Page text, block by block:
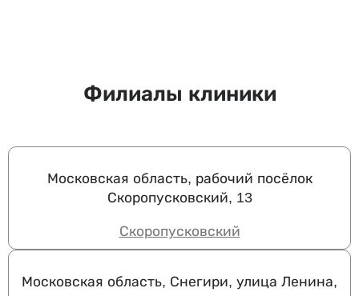
Филиалы клиники
Московская область, рабочий посёлок
Скоропусковский, 13
Скоропусковский
Московская область, Снегири, улица Ленина,